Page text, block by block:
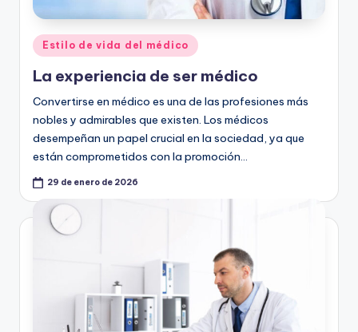
Publicado
en
Estilo de vida del médico
La experiencia de ser médico
Convertirse en médico es una de las profesiones más
nobles y admirables que existen. Los médicos
desempeñan un papel crucial en la sociedad, ya que
están comprometidos con la promoción…
29 de enero de 2026